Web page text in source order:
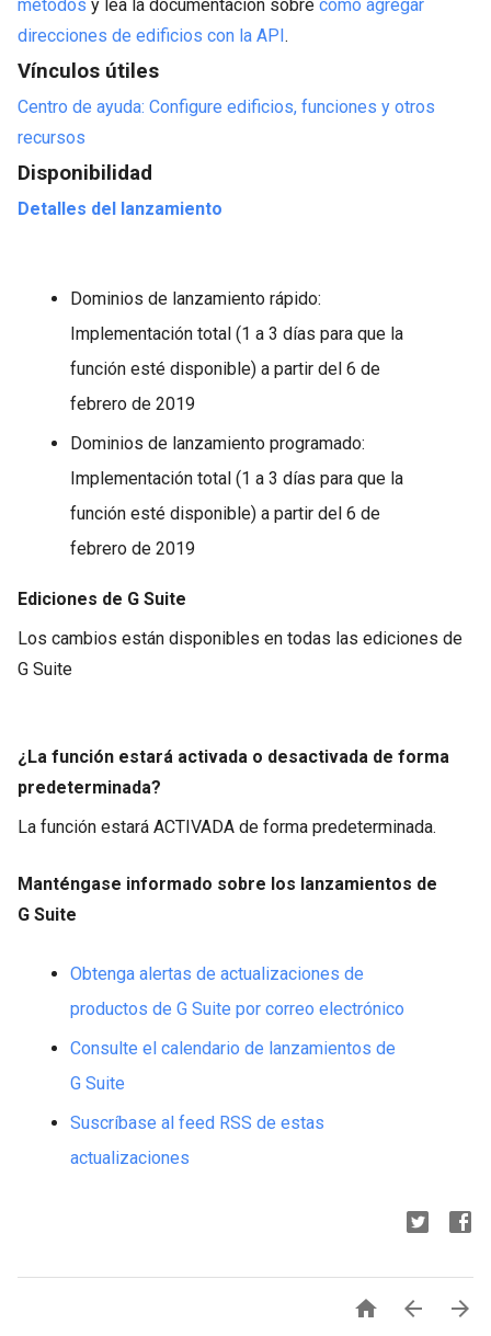
métodos y lea la documentación sobre cómo agregar
direcciones de edificios con la API.
Vínculos útiles
Centro de ayuda: Configure edificios, funciones y otros
recursos
Disponibilidad
Detalles del lanzamiento
Dominios de lanzamiento rápido:
Implementación total (1 a 3 días para que la
función esté disponible) a partir del 6 de
febrero de 2019
Dominios de lanzamiento programado:
Implementación total (1 a 3 días para que la
función esté disponible) a partir del 6 de
febrero de 2019
Ediciones de G Suite
Los cambios están disponibles en todas las ediciones de
G Suite
¿La función estará activada o desactivada de forma
predeterminada?
La función estará ACTIVADA de forma predeterminada.
Manténgase informado sobre los lanzamientos de
G Suite
Obtenga alertas de actualizaciones de
productos de G Suite por correo electrónico
Consulte el calendario de lanzamientos de
G Suite
Suscríbase al feed RSS de estas
actualizaciones
  